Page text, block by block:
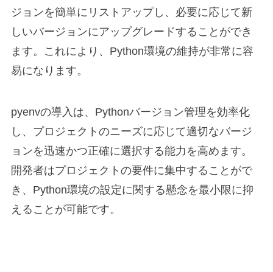
ジョンを簡単にリストアップし、必要に応じて新
しいバージョンにアップグレードすることができ
ます。これにより、Python環境の維持が非常に容
易になります。
pyenvの導入は、Pythonバージョン管理を効率化
し、プロジェクトのニーズに応じて適切なバージ
ョンを迅速かつ正確に選択する能力を高めます。
開発者はプロジェクトの要件に集中することがで
き、Python環境の設定に関する懸念を最小限に抑
えることが可能です。